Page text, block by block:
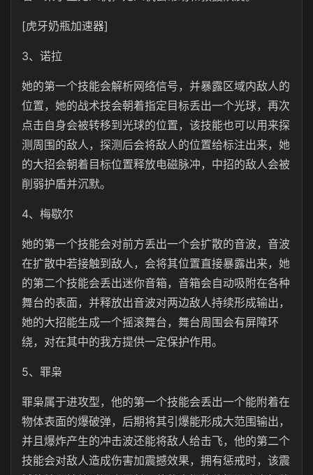
[虎牙奶瓶加速器]
3、诺拉
她的第一个技能会解析网络信号，并暴露区域内敌人的
位置，她的战术技会朝着指定目标丢出一个光球，再次
点击自身会被转移到光球的位置，该技能也可以用来探
测周围的敌人，探测后会将敌人的位置给标注出来，她
的大招会朝着目标位置释放电磁脉冲，中招的敌人会被
削弱护盾并沉默。
4、梅歇尔
她的第一个技能会对前方丢出一个会扩散的音波，音波
在扩散中若接触到敌人，会将其位置直接暴露出来，她
的第二个技能会丢出迷你音箱，音箱会自动吸附在各种
舞台的表面，并释放出音波对两边敌人持续形成输出，
她的大招能生成一个摇滚舞台，舞台周围会有屏障环
绕，对在其中的我方提供一定保护作用。
5、罪枭
罪枭属于进攻型，他的第一个技能会丢出一个能附着在
物体表面的爆破弹，后期将其引爆能形成大范围输出，
并且爆炸产生的冲击波还能将敌人给击飞，他的第二个
技能会对敌人造成伤害加震撼效果，拥有惩戒时，该震